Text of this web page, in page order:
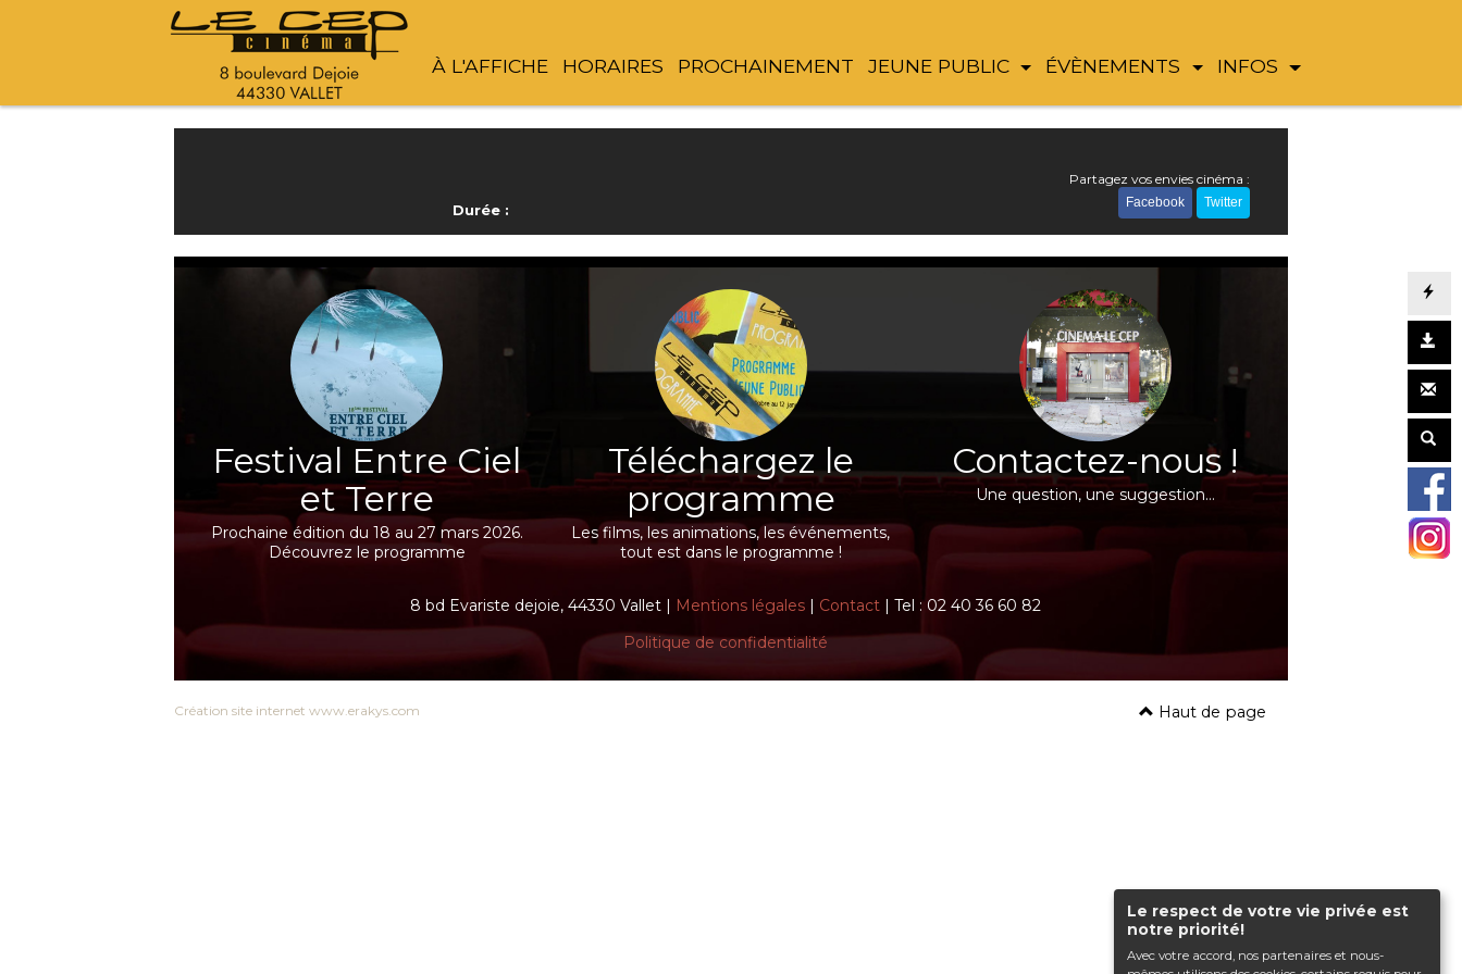
Le respect de votre vie privée est
notre priorité!
Avec votre accord, nos partenaires et nous-
À L'AFFICHE HORAIRES PROCHAINEMENT JEUNE PUBLIC ÉVÈNEMENTS INFOS
Durée :
Partagez vos envies cinéma :
Facebook Twitter
Festival Entre Ciel
et Terre
Prochaine édition du 18 au 27 mars 2026.
Découvrez le programme
Téléchargez le
programme
Les films, les animations, les événements,
tout est dans le programme !
Contactez-nous !
Une question, une suggestion…
8 bd Evariste dejoie, 44330 Vallet | Mentions légales | Contact | Tel : 02 40 36 60 82
Politique de confidentialité
Haut de page
Création site internet www.erakys.com